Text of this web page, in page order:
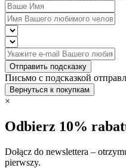
Отправить подсказку
Письмо с подсказкой
Вернуться к покупкам
×
Odbierz 10%
Dołącz do newslettera –
pierwszy.